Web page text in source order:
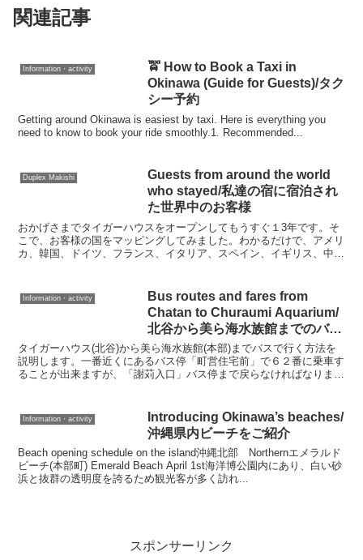
関連記事
Information・activity
🚖 How to Book a Taxi in
Okinawa (Guide for Guests)/タク
シー予約
Getting around Okinawa is easiest by taxi. Here is everything you
need to know to book your ride smoothly.1. Recommended...
Duplex Makishi
Guests from around the world
who stayed/私達の宿に宿泊され
た世界中のお客様
おかげさまでタイガーハウスをオープンしてもうすぐ１3年です。そ
こで、お客様の国をマッピングしてみました。わかるだけで、アメリ
カ、韓国、ドイツ、フランス、イタリア、スペイン、イギリス、中
Information・activity
Bus routes and fares from
Chatan to Churaumi Aquarium/
北谷から美ら海水族館までのバス
路線と料金
タイガーハウス(北谷)から美ら海水族館(本部)までバスで行く方法を
説明します。一番近くにあるバス停「町営住宅前」で６２番に乗車す
ることが出来ますが、「謝苅入口」バス停まで戻らなければなりませ
Information・activity
Introducing Okinawa’s beaches/
沖縄県内ビーチをご紹介
Beach opening schedule on the island沖縄北部 Northernエメラルド
ビーチ(本部町) Emerald Beach April 1st海洋博公園内にあり、白い砂
浜と抜群の透明度を誇るため観光客が多く訪れ...
スポンサーリンク